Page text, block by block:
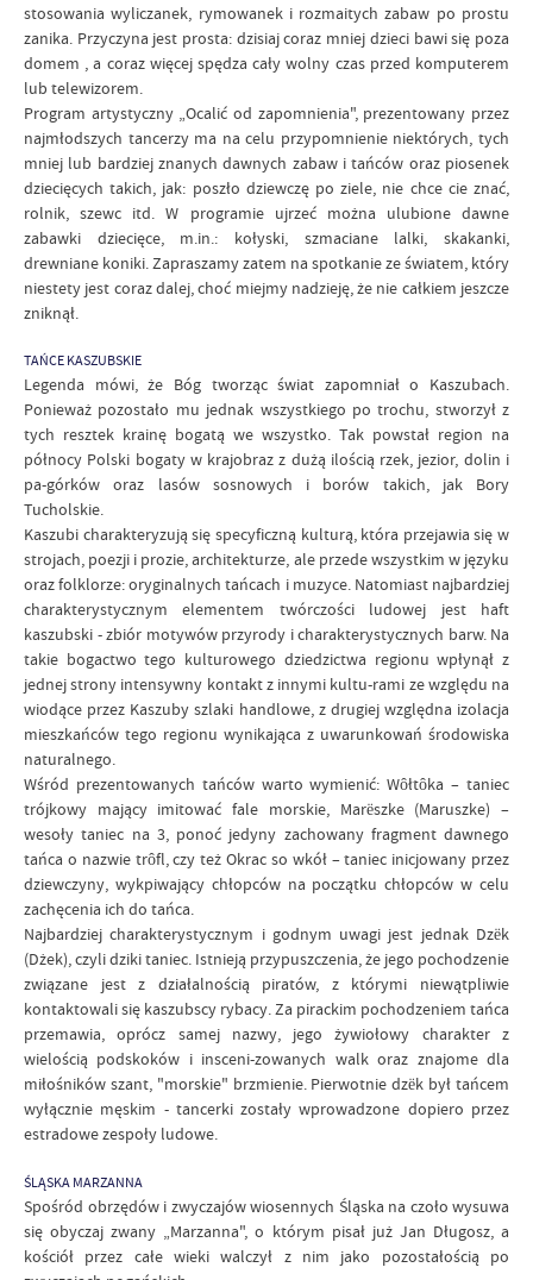
stosowania wyliczanek, rymowanek i rozmaitych zabaw po prostu
zanika. Przyczyna jest prosta: dzisiaj coraz mniej dzieci bawi się poza
domem , a coraz więcej spędza cały wolny czas przed komputerem
lub telewizorem.
Program artystyczny „Ocalić od zapomnienia", prezentowany przez
najmłodszych tancerzy ma na celu przypomnienie niektórych, tych
mniej lub bardziej znanych dawnych zabaw i tańców oraz piosenek
dziecięcych takich, jak: poszło dziewczę po ziele, nie chce cie znać,
rolnik, szewc itd. W programie ujrzeć można ulubione dawne
zabawki dziecięce, m.in.: kołyski, szmaciane lalki, skakanki,
drewniane koniki. Zapraszamy zatem na spotkanie ze światem, który
niestety jest coraz dalej, choć miejmy nadzieję, że nie całkiem jeszcze
zniknął.
TAŃCE KASZUBSKIE
Legenda mówi, że Bóg tworząc świat zapomniał o Kaszubach.
Ponieważ pozostało mu jednak wszystkiego po trochu, stworzył z
tych resztek krainę bogatą we wszystko. Tak powstał region na
północy Polski bogaty w krajobraz z dużą ilością rzek, jezior, dolin i
pa-górków oraz lasów sosnowych i borów takich, jak Bory
Tucholskie.
Kaszubi charakteryzują się specyficzną kulturą, która przejawia się w
strojach, poezji i prozie, architekturze, ale przede wszystkim w języku
oraz folklorze: oryginalnych tańcach i muzyce. Natomiast najbardziej
charakterystycznym elementem twórczości ludowej jest haft
kaszubski - zbiór motywów przyrody i charakterystycznych barw. Na
takie bogactwo tego kulturowego dziedzictwa regionu wpłynął z
jednej strony intensywny kontakt z innymi kultu-rami ze względu na
wiodące przez Kaszuby szlaki handlowe, z drugiej względna izolacja
mieszkańców tego regionu wynikająca z uwarunkowań środowiska
naturalnego.
Wśród prezentowanych tańców warto wymienić: Wôłtôka – taniec
trójkowy mający imitować fale morskie, Marëszke (Maruszke) –
wesoły taniec na 3, ponoć jedyny zachowany fragment dawnego
tańca o nazwie trôfl, czy też Okrac so wkół – taniec inicjowany przez
dziewczyny, wykpiwający chłopców na początku chłopców w celu
zachęcenia ich do tańca.
Najbardziej charakterystycznym i godnym uwagi jest jednak Dzëk
(Dżek), czyli dziki taniec. Istnieją przypuszczenia, że jego pochodzenie
związane jest z działalnością piratów, z którymi niewątpliwie
kontaktowali się kaszubscy rybacy. Za pirackim pochodzeniem tańca
przemawia, oprócz samej nazwy, jego żywiołowy charakter z
wielością podskoków i insceni-zowanych walk oraz znajome dla
miłośników szant, "morskie" brzmienie. Pierwotnie dzëk był tańcem
wyłącznie męskim - tancerki zostały wprowadzone dopiero przez
estradowe zespoły ludowe.
ŚLĄSKA MARZANNA
Spośród obrzędów i zwyczajów wiosennych Śląska na czoło wysuwa
się obyczaj zwany „Marzanna", o którym pisał już Jan Długosz, a
kościół przez całe wieki walczył z nim jako pozostałością po